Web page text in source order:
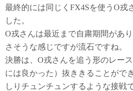
最終的には同じくFX4Sを使うO戎
した。
O戎さんは最近まで自粛期間があ
さそうな感じですが流石ですね。
決勝は、O戎さんを追う形のレー
には良かった）抜ききることがで
しりチュンチュンするような接戦